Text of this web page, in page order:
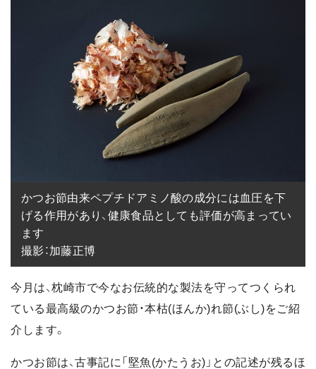
かつお節由来ペプチドアミノ酸の成分には血圧を下
げる作用があり、健康食品としても評価が高まってい
ます
撮影：加藤正博
今月は、枕崎市で今なお伝統的な製法を守ってつくられ
ている最高級のかつお節・本枯(ほんか)れ節(ぶし)をご紹
介します。
かつお節は、古事記に「堅魚(かたうお)」との記述が残るほ